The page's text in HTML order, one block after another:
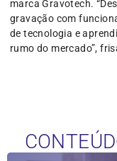
marca Gravotech.
gravação com
de tecnologia e
rumo do mercado”,